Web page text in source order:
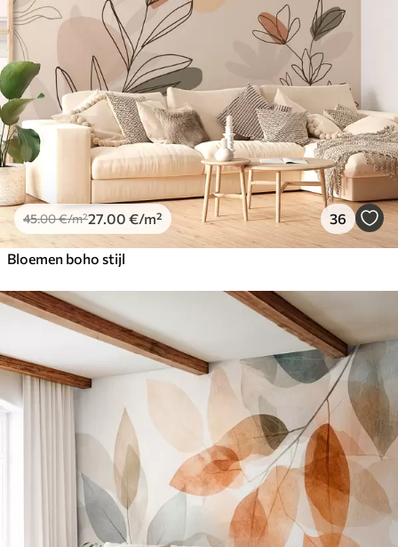
45.00€/m²27 .00 €/m² 36
Bloemen boho stijl